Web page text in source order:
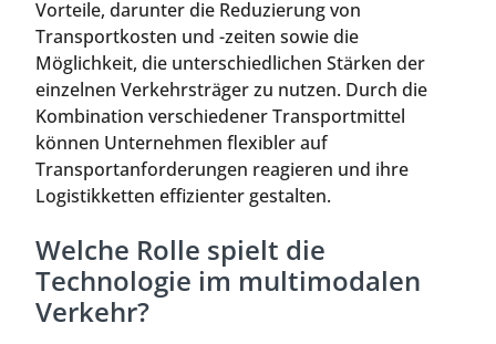
Vorteile, darunter die Reduzierung von
Transportkosten und -zeiten sowie die
Möglichkeit, die unterschiedlichen Stärken der
einzelnen Verkehrsträger zu nutzen. Durch die
Kombination verschiedener Transportmittel
können Unternehmen flexibler auf
Transportanforderungen reagieren und ihre
Logistikketten effizienter gestalten.
Welche Rolle spielt die
Technologie im multimodalen
Verkehr?